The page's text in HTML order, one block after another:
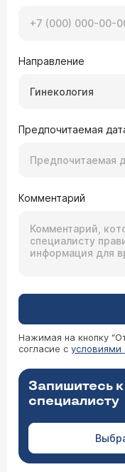
Направление
Гинекология
Предпочитаемая
Комментарий
Нажимая на кнопку
согласие с условиями
Запишитесь
специалисту